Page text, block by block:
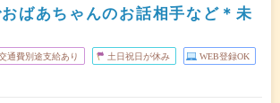
ばあちゃんのお話相手など＊未
通費別途支給あり 土日祝日が休み WEB登録OK